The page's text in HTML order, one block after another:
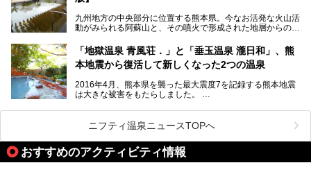
設・家族風呂の3パターンに分類し、合計10施設を厳選して
ご紹介。ぜひ、湯めぐりの参考にして下さいね！
九州地方の中央部分に位置する熊本県。今なお活発な火山活
動がみられる阿蘇山と、その噴火で形成された地層からの湧
す。
そんな熊本県は、県内の至るところから温泉が湧いている温
泉県でもあります。山鹿温泉、玉名温泉、黒川温泉、人吉温
出すスーパー銭湯が豊富です。なかでも注目のスーパー銭湯
をピックアップしました。
「地獄温泉 青風荘．」と「垂玉温泉 瀧日和」、熊
本地震から復活して新しくなった2つの温泉
2016年4月、熊本県を襲った最大震度7を記録する熊本地震
は大きな被害をもたらしました。
阿蘇山麓の南阿蘇村の「地獄温泉 清風荘」、そして「清風
荘」から400mほど離れた「垂玉（たるたま）温泉 山口旅
館」の2軒は、この地震による土砂崩れなどのために、一時
期は孤立状態に。もしかしたらこの時のニュースで、「地獄
温泉」と「垂玉温泉」の名前を知った人もいるかもしれませ
ん。
ニフティ温泉ニュースTOPへ
おすすめのアクティビティ情報